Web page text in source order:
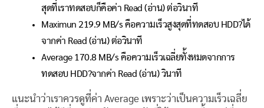
สุดที่เราทดสอบก็คือค่า Read (อ่าน) ต่อวินาที
Maximun 219.9 MB/s คือความเร็วสูงสุดที่ทดสอบ HDD?ได้
จากค่า Read (อ่าน) ต่อวินาที
Average 170.8 MB/s คือความเร็วเฉลี่ยทั้งหมดจากการ
ทดสอบ HDD?จากค่า Read (อ่าน) วินาที
แนะนำว่าเราควรดูที่ค่า Average เพราะว่าเป็นความเร็วเฉลี่ย